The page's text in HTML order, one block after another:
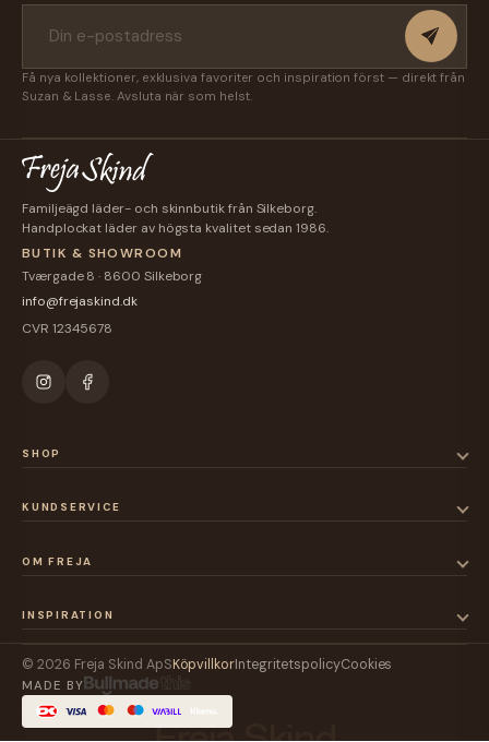
Få nya kollektioner, exklusiva favoriter och inspiration först — direkt från
Suzan & Lasse. Avsluta när som helst.
Familjeägd läder- och skinnbutik från Silkeborg.
Handplockat läder av högsta kvalitet sedan 1986.
BUTIK & SHOWROOM
Tværgade 8 · 8600 Silkeborg
info@frejaskind.dk
CVR 12345678
SHOP
KUNDSERVICE
OM FREJA
INSPIRATION
© 2026 Freja Skind ApSKöpvillkorIntegritetspolicyCookies
MADE BY